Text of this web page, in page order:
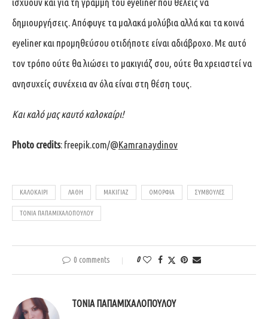
δημιουργήσεις. Απόφυγε τα μαλακά μολύβια αλλά και τα κοινά
eyeliner και προμηθεύσου οτιδήποτε είναι αδιάβροχο. Με αυτό
τον τρόπο ούτε θα λιώσει το μακιγιάζ σου, ούτε θα χρειαστεί να
ανησυχείς συνέχεια αν όλα είναι στη θέση τους.
Και καλό μας καυτό καλοκαίρι!
Photo credits: freepik.com/@Kamranaydinov
ΚΑΛΟΚΑΙΡΙ ΛΑΘΗ ΜΑΚΙΓΙΑΖ ΟΜΟΡΦΙΆ ΣΥΜΒΟΥΛΈΣ
ΤΟΝΙΑ ΠΑΠΑΜΙΧΑΛΟΠΟΥΛΟΥ
0 comments 0
ΤΌΝΙΑ ΠΑΠΑΜΙΧΑΛΟΠΟΎΛΟΥ